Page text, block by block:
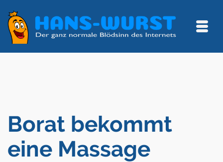
Borat bekommt
eine Massage